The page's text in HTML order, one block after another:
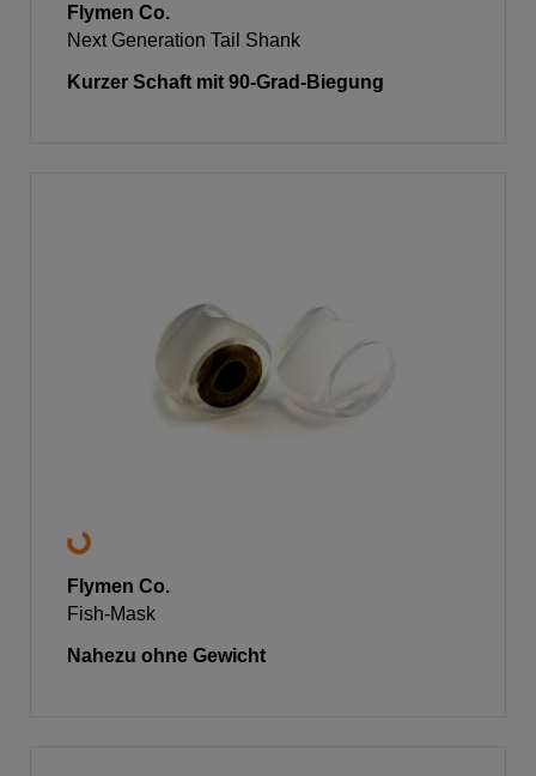
Flymen Co.
Next Generation Tail Shank
Kurzer Schaft mit 90-Grad-Biegung
Flymen Co.
Fish-Mask
Nahezu ohne Gewicht